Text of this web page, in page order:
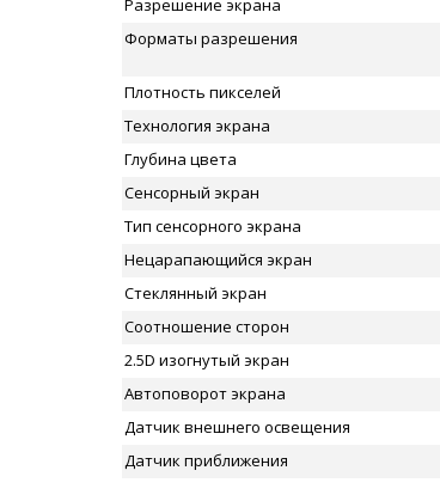
Разрешение экрана
Форматы разрешения
Плотность пикселей
Технология экрана
Глубина цвета
Сенсорный экран
Тип сенсорного экрана
Нецарапающийся экран
Стеклянный экран
Соотношение сторон
2.5D изогнутый экран
Автоповорот экрана
Датчик внешнего освещения
Датчик приближения